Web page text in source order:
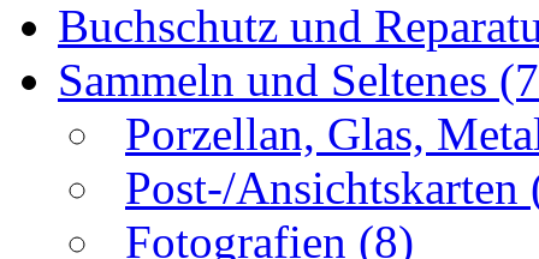
Buchschutz und
Sammeln und Seltenes
Porzellan, Glas,
Post-/Ansichtskarten
Fotografien (8)